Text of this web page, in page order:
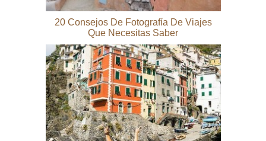
20 Consejos De Fotografía De Viajes
Que Necesitas Saber